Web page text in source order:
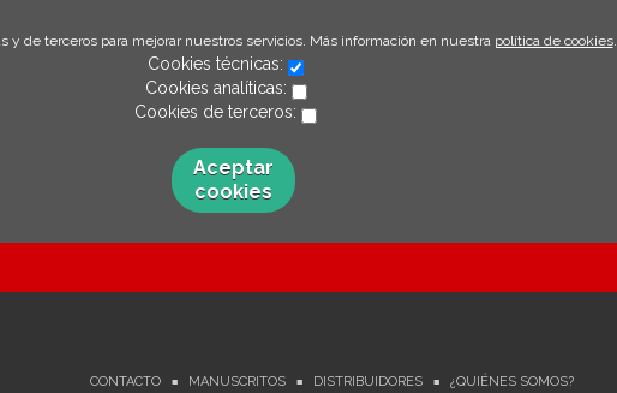
y de terceros para mejorar nuestros servicios. Más información en nuestra política de cookies.
Cookies técnicas:
Cookies analíticas:
Cookies de terceros:
Aceptar
cookies
CONTACTO MANUSCRITOS DISTRIBUIDORES ¿QUIÉNES SOMOS?